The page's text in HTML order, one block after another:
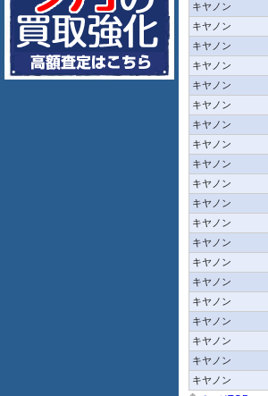
キヤノン
キヤノン
キヤノン
キヤノン
キヤノン
キヤノン
キヤノン
キヤノン
キヤノン
キヤノン
キヤノン
キヤノン
キヤノン
キヤノン
キヤノン
キヤノン
キヤノン
キヤノン
キヤノン
キヤノン